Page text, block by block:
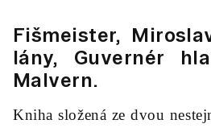
Fišmeister,
lány, Guvernér
Malvern.
Kniha složená ze dvou